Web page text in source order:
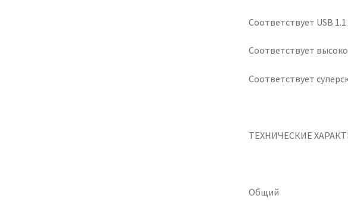
Соответствует USB
Соответствует
Соответствует
ТЕХНИЧЕСКИЕ
Общий